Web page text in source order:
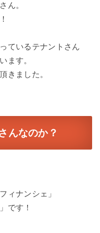
ん。
ているテナントさん
ます。
きました。
んなのか？
ィナンシェ」
です！